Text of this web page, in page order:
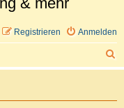
Anmelden
Registrieren
u